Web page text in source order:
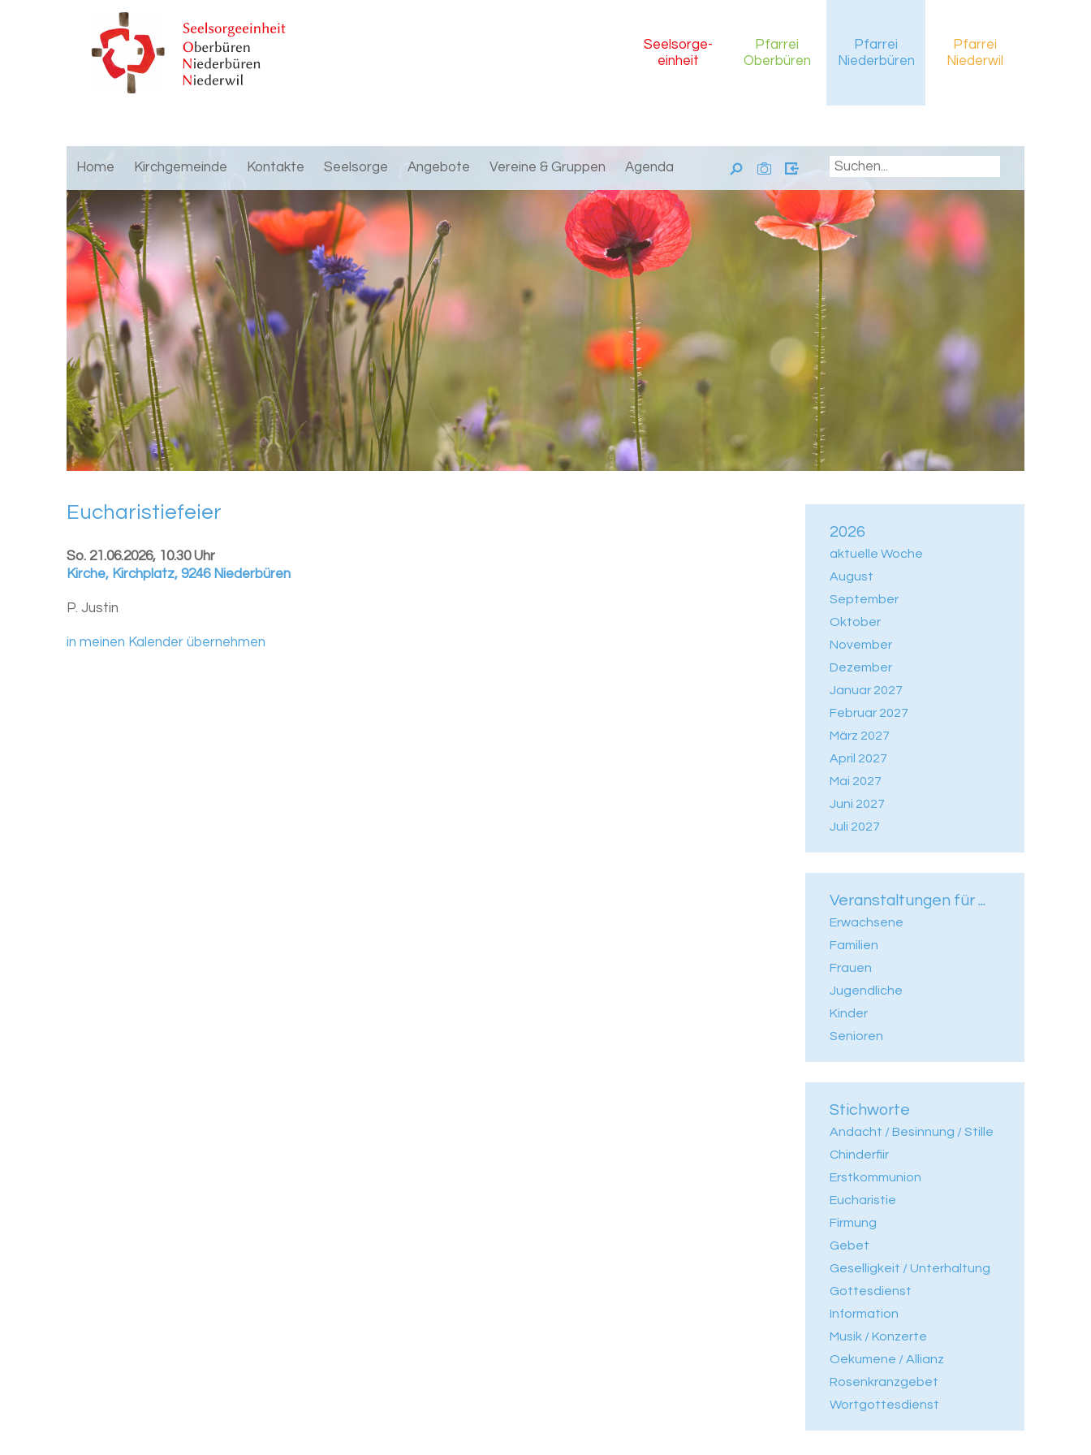
Seelsorge-
einheit
Pfarrei
Oberbüren
Pfarrei
Niederbüren
Pfarrei
Niederwil
Home Kirchgemeinde Kontakte Seelsorge Angebote Vereine & Gruppen Agenda
2026
aktuelle Woche
August
September
Oktober
November
Dezember
Januar 2027
Februar 2027
März 2027
April 2027
Mai 2027
Juni 2027
Juli 2027
Veranstaltungen für ...
Erwachsene
Familien
Frauen
Jugendliche
Kinder
Senioren
Stichworte
Andacht / Besinnung / Stille
Chinderfiir
Erstkommunion
Eucharistie
Firmung
Gebet
Geselligkeit / Unterhaltung
Gottesdienst
Information
Musik / Konzerte
Oekumene / Allianz
Rosenkranzgebet
Wortgottesdienst
Eu­cha­ris­tie­fei­er
So. 21.06.2026, 10.30 Uhr
Kirche, Kirchplatz, 9246 Niederbüren
P. Justin
in meinen Kalender übernehmen